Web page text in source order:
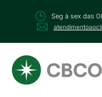
Seg à sex das